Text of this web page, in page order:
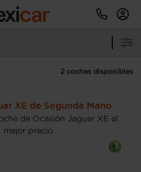
2 coches disponibles
XE de Segunda Mano
de Ocasión Jaguar XE al
mejor precio